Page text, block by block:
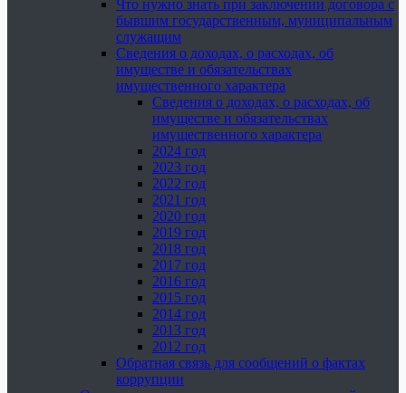
Что нужно знать при заключении договора с
бывшим государственным, муниципальным
служащим
Сведения о доходах, о расходах, об
имуществе и обязательствах
имущественного характера
Сведения о доходах, о расходах, об
имуществе и обязательствах
имущественного характера
2024 год
2023 год
2022 год
2021 год
2020 год
2019 год
2018 год
2017 год
2016 год
2015 год
2014 год
2013 год
2012 год
Обратная связь для сообщений о фактах
коррупции